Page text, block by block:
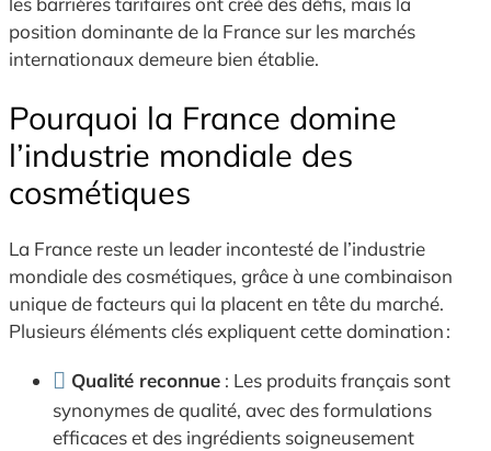
position dominante de la France sur les marchés
internationaux demeure bien établie.
Pourquoi la France domine
l’industrie mondiale des
cosmétiques
La France reste un leader incontesté de l’industrie
mondiale des cosmétiques, grâce à une combinaison
unique de facteurs qui la placent en tête du marché.
Plusieurs éléments clés expliquent cette domination :
Qualité reconnue : Les produits français sont
synonymes de qualité, avec des formulations
efficaces et des ingrédients soigneusement